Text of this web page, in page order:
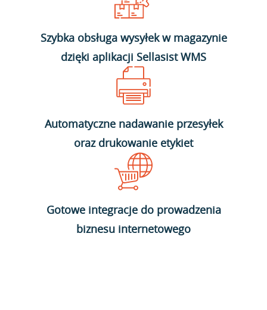
Szybka obsługa wysyłek w magazynie
dzięki aplikacji Sellasist WMS
Automatyczne nadawanie przesyłek
oraz drukowanie etykiet
Gotowe integracje do prowadzenia
biznesu internetowego